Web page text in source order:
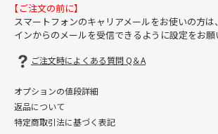
【ご注文の前に】
スマートフォンのキャリアメールをお使いの方は
インからのメールを受信できるように設定をお願
ご注文時によくある質問 Q＆A
オプションの値段詳細
返品について
特定商取引法に基づく表記